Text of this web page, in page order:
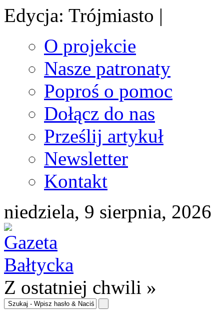
Edycja: Trójmiasto |
O projekcie
Nasze patronaty
Poproś o pomoc
Dołącz do nas
Prześlij artykuł
Newsletter
Kontakt
niedziela, 9 sierpnia, 2026
Z ostatniej chwili »